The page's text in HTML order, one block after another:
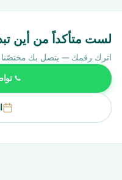
لست متأكداً من أين
اترك رقمك — يتصل بك مختصّنا